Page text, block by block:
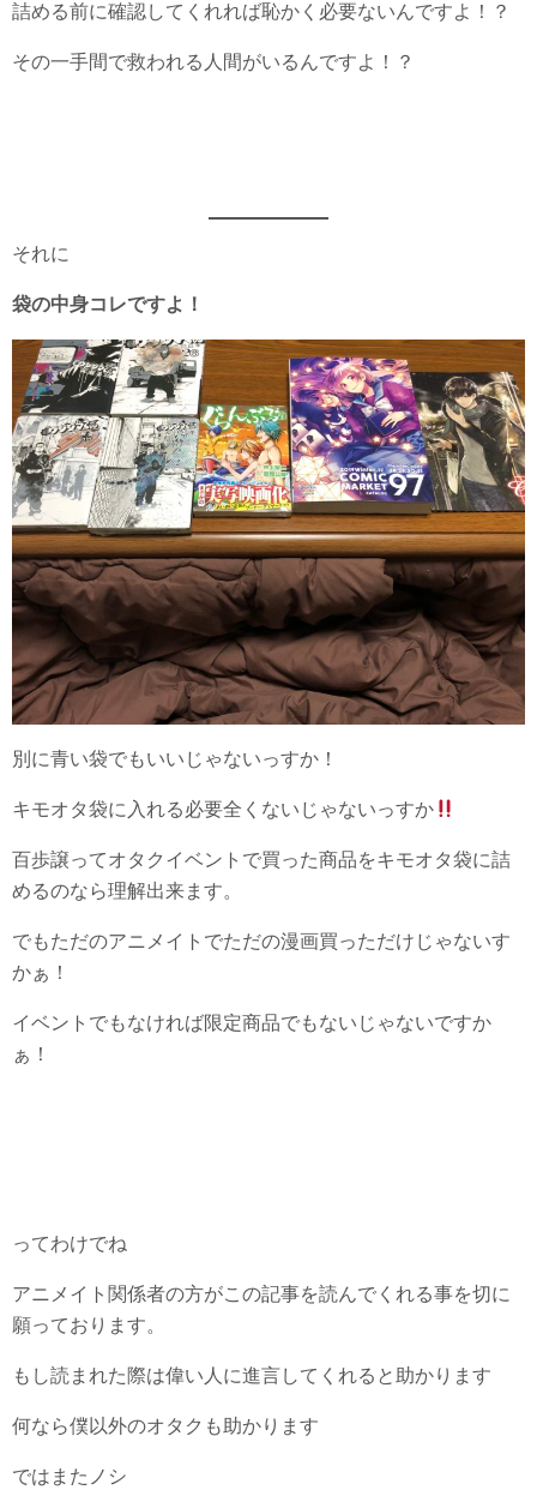
詰める前に確認してくれれば恥かく必要ないんですよ！？
その一手間で救われる人間がいるんですよ！？
それに
袋の中身コレですよ！
別に青い袋でもいいじゃないっすか！
キモオタ袋に入れる必要全くないじゃないっすか
百歩譲ってオタクイベントで買った商品をキモオタ袋に詰
めるのなら理解出来ます。
でもただのアニメイトでただの漫画買っただけじゃないす
かぁ！
イベントでもなければ限定商品でもないじゃないですか
ぁ！
ってわけでね
アニメイト関係者の方がこの記事を読んでくれる事を切に
願っております。
もし読まれた際は偉い人に進言してくれると助かります
何なら僕以外のオタクも助かります
ではまたノシ